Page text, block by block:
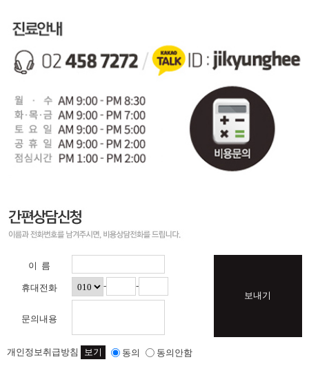
이 름
휴대전화 - -
문의내용
보내기
개인정보취급방침 보기 동의 동의안함